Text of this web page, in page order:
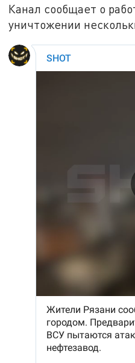
Канал сообщает о
уничтожении